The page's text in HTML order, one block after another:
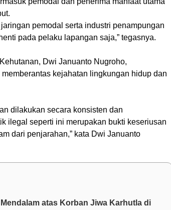
pemodal serta industri penampungan
pada pelaku lapangan saja,” tegasnya.
Dwi Januanto Nugroho,
kejahatan lingkungan hidup dan
dilakukan secara konsisten dan
ilegal seperti ini merupakan bukti keseriusan
dari penjarahan,” kata Dwi Januanto
atas Korban Jiwa Karhutla di